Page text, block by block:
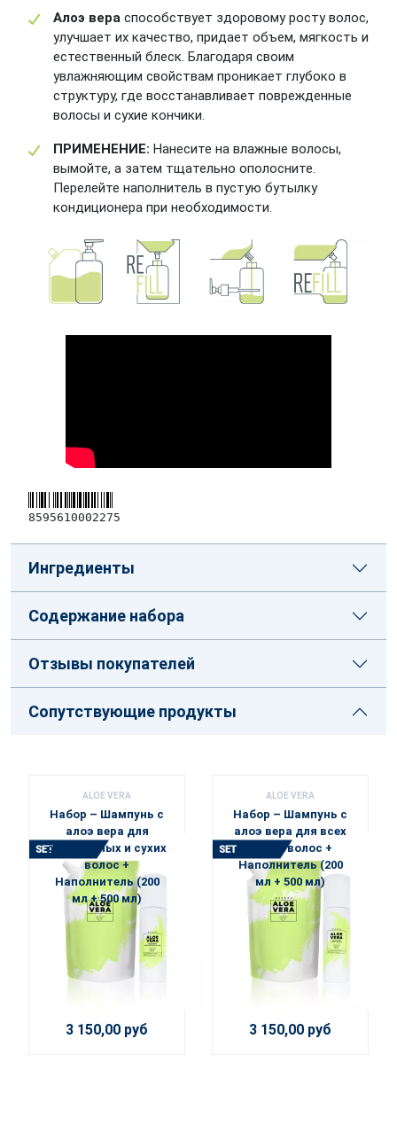
Алоэ вера способствует здоровому росту волос,
улучшает их качество, придает объем, мягкость и
естественный блеск. Благодаря своим
увлажняющим свойствам проникает глубоко в
структуру, где восстанавливает поврежденные
волосы и сухие кончики.
ПРИМЕНЕНИЕ: Нанесите на влажные волосы,
вымойте, а затем тщательно ополосните.
Перелейте наполнитель в пустую бутылку
кондиционера при необходимости.
8595610002275
Ингредиенты
Содержание набора
Отзывы покупателей
Сопутствующие продукты
ALOE VERA
Набор – Шампунь с
алоэ вера для
окрашенных и сухих
волос +
Наполнитель (200
мл + 500 мл)
3 150,00 руб
ALOE VERA
Набор – Шампунь с
алоэ вера для всех
типов волос +
Наполнитель (200
мл + 500 мл)
3 150,00 руб